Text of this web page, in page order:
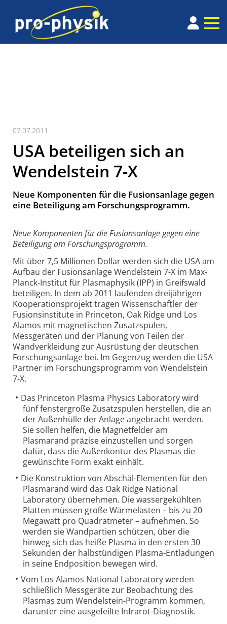
07.07.2011
USA beteiligen sich an
Wendelstein 7-X
Neue Komponenten für die Fusionsanlage gegen
eine Beteiligung am Forschungsprogramm.
Neue Komponenten für die Fusionsanlage gegen eine
Beteiligung am Forschungsprogramm.
Mit über 7,5 Millionen Dollar werden sich die USA am
Aufbau der Fusionsanlage Wendelstein 7-X im Max-
Planck-Institut für Plasmaphysik (IPP) in Greifswald
beteiligen. In dem ab 2011 laufenden dreijährigen
Kooperationsprojekt tragen Wissenschaftler der
Fusionsinstitute in Princeton, Oak Ridge und Los
Alamos mit magnetischen Zusatzspulen,
Messgeräten und der Planung von Teilen der
Wandverkleidung zur Ausrüstung der deutschen
Forschungsanlage bei. Im Gegenzug werden die USA
Partner im Forschungsprogramm von Wendelstein
7-X.
Das Princeton Plasma Physics Laboratory wird
fünf fenstergroße Zusatzspulen herstellen, die an
der Außenhülle der Anlage angebracht werden.
Sie sollen helfen, die Magnetfelder am
Plasmarand präzise einzustellen und sorgen
dafür, dass die Außenkontur des Plasmas die
gewünschte Form exakt einhält.
Die Konstruktion von Abschäl-Elementen für den
Plasmarand wird das Oak Ridge National
Laboratory übernehmen. Die wassergekühlten
Platten müssen große Wärmelasten – bis zu 20
Megawatt pro Quadratmeter – aufnehmen. So
werden sie Wandpartien schützen, über die
hinweg sich das heiße Plasma in den ersten 30
Sekunden der halbstündigen Plasma-Entladungen
in seine Endposition bewegen wird.
Vom Los Alamos National Laboratory werden
schließlich Messgeräte zur Beobachtung des
Plasmas zum Wendelstein-Programm kommen,
darunter eine ausgefeilte Infrarot-Diagnostik.